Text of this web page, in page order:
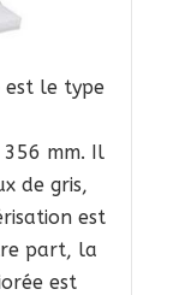
est le type
356 mm. Il
de gris,
est
part, la
est